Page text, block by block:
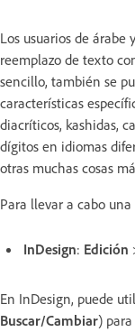
Los usuarios de árabe
reemplazo de texto
sencillo, también se
características
diacríticos, kashidas,
dígitos en idiomas
otras muchas cosas
Para llevar a cabo
InDesign: Edición
En InDesign, puede
Buscar/Cambiar)